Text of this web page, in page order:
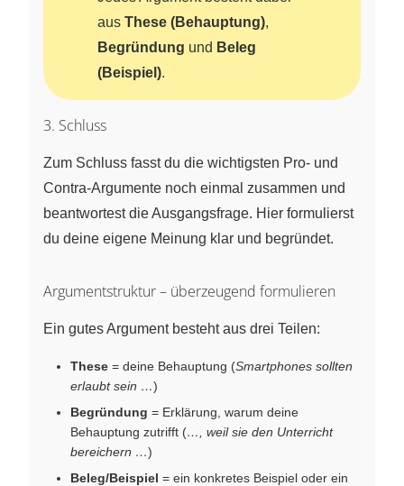
aus These (Behauptung),
Begründung und Beleg
(Beispiel).
3. Schluss
Zum Schluss fasst du die wichtigsten Pro- und
Contra-Argumente noch einmal zusammen und
beantwortest die Ausgangsfrage. Hier formulierst
du deine eigene Meinung klar und begründet.
Argumentstruktur – überzeugend formulieren
Ein gutes Argument besteht aus drei Teilen:
These = deine Behauptung (Smartphones sollten
erlaubt sein …)
Begründung = Erklärung, warum deine
Behauptung zutrifft (…, weil sie den Unterricht
bereichern …)
Beleg/Beispiel = ein konkretes Beispiel oder ein